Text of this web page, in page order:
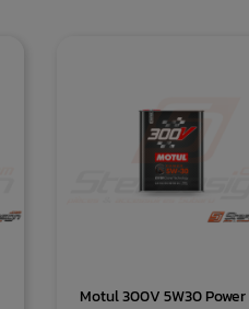
Motul 300V 5W30 Power